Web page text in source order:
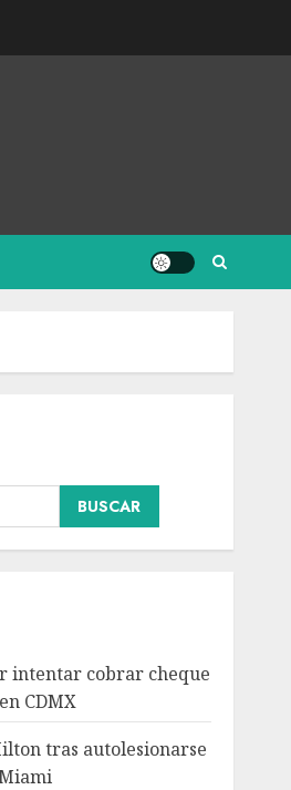
BUSCAR
intentar cobrar cheque
CDMX
tras autolesionarse
en sistema Booster
Carrizo deja sin
a 147 colonias de
obrero y
piden al
nuevo hospital en
6, 2026